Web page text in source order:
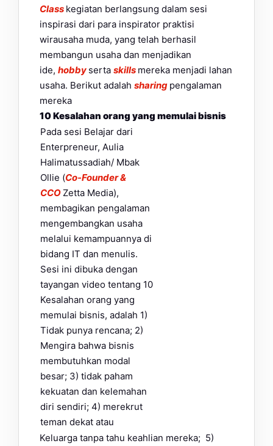
Class kegiatan berlangsung dalam sesi
inspirasi dari para inspirator praktisi
wirausaha muda, yang telah berhasil
membangun usaha dan menjadikan
ide, hobby serta skills mereka menjadi lahan
usaha. Berikut adalah sharing pengalaman
mereka
10 Kesalahan orang yang memulai bisnis
Pada sesi Belajar dari
Enterpreneur, Aulia
Halimatussadiah/ Mbak
Ollie (Co-Founder &
CCOZetta Media),
membagikan pengalaman
mengembangkan usaha
melalui kemampuannya di
bidang IT dan menulis.
Sesi ini dibuka dengan
tayangan video tentang 10
Kesalahan orang yang
memulai bisnis, adalah 1)
Tidak punya rencana; 2)
Mengira bahwa bisnis
membutuhkan modal
besar; 3) tidak paham
kekuatan dan kelemahan
diri sendiri; 4) merekrut
teman dekat atau
Keluarga tanpa tahu keahlian mereka; 5)